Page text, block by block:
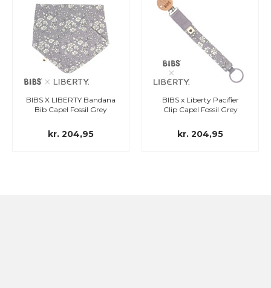
X LIBERTY Bandana
Capel Fossil Grey
kr. 204,95
BIBS x Liberty Pacifier
Clip Capel Fossil Grey
kr. 204,95